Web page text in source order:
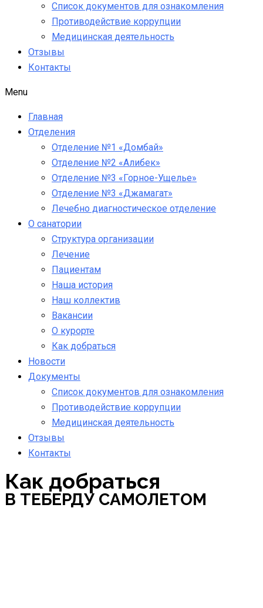
Список документов для ознакомления
Противодействие коррупции
Медицинская деятельность
Отзывы
Контакты
Menu
Главная
Отделения
Отделение №1 «Домбай»
Отделение №2 «Алибек»
Отделение №3 «Горное-Ущелье»
Отделение №3 «Джамагат»
Лечебно диагностическое отделение
О санатории
Структура организации
Лечение
Пациентам
Наша история
Наш коллектив
Вакансии
О курорте
Как добраться
Новости
Документы
Список документов для ознакомления
Противодействие коррупции
Медицинская деятельность
Отзывы
Контакты
Как добраться
В ТЕБЕРДУ САМОЛЕТОМ